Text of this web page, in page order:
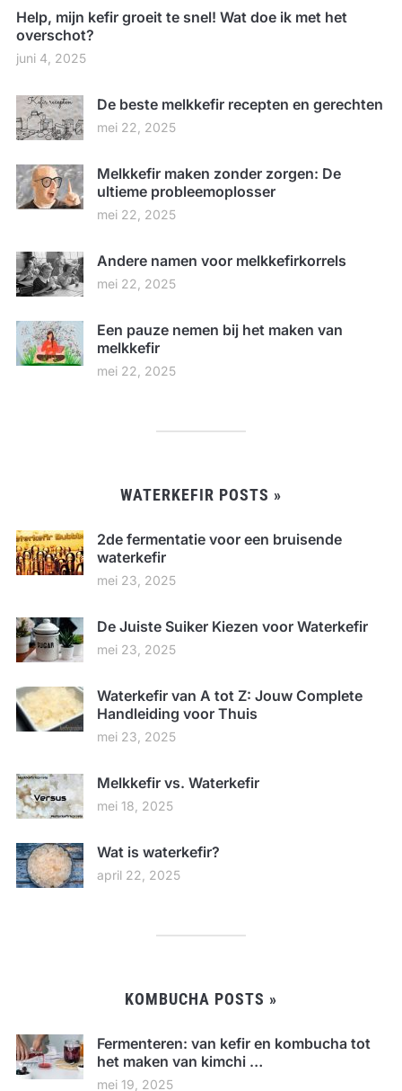
Help, mijn kefir groeit te snel! Wat doe ik met het
overschot?
juni 4, 2025
De beste melkkefir recepten en gerechten
mei 22, 2025
Melkkefir maken zonder zorgen: De
ultieme probleemoplosser
mei 22, 2025
Andere namen voor melkkefirkorrels
mei 22, 2025
Een pauze nemen bij het maken van
melkkefir
mei 22, 2025
WATERKEFIR POSTS »
2de fermentatie voor een bruisende
waterkefir
mei 23, 2025
De Juiste Suiker Kiezen voor Waterkefir
mei 23, 2025
Waterkefir van A tot Z: Jouw Complete
Handleiding voor Thuis
mei 23, 2025
Melkkefir vs. Waterkefir
mei 18, 2025
Wat is waterkefir?
april 22, 2025
KOMBUCHA POSTS »
Fermenteren: van kefir en kombucha tot
het maken van kimchi …
mei 19, 2025